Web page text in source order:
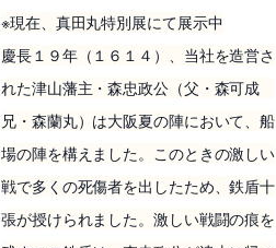
※現在、真田丸特別展にて展示中
慶長１９年（１６１４）、当社を造営さ
れた津山藩主・森忠政公（父・森可成
兄・森蘭丸）は大阪夏の陣において、船
場の陣を構えました。このときの激しい
戦で多くの死傷者を出したため、鉄盾十
張が授けられました。激しい戦闘の痕を